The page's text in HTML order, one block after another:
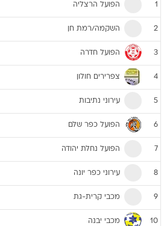
1 הפועל הרצליה
2 השקמה/רמת חן
3 הפועל חדרה
4 צפרירים חולון
5 עירוני נתיבות
6 הפועל כפר שלם
7 הפועל נחלת יהודה
8 עירוני כפר יונה
9 מכבי קרית-גת
10 מכבי יבנה